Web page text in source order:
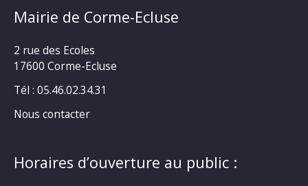
Mairie de Corme-Ecluse
2 rue des Ecoles
17600 Corme-Ecluse
Tél : 05.46.02.34.31
Nous contacter
Horaires d’ouverture au public :